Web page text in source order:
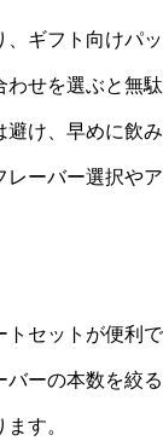
ギフト向けパ
せを選ぶと無
け、早めに飲
ーバー選択や
セットが便利
ーの本数を絞
す。